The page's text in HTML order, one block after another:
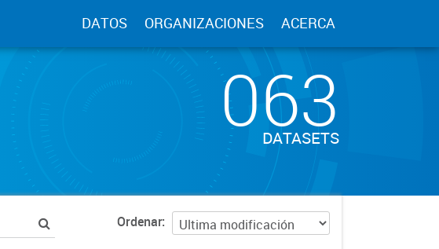
DATOS ORGANIZACIONES ACERCA
063
DATASETS
Ordenar